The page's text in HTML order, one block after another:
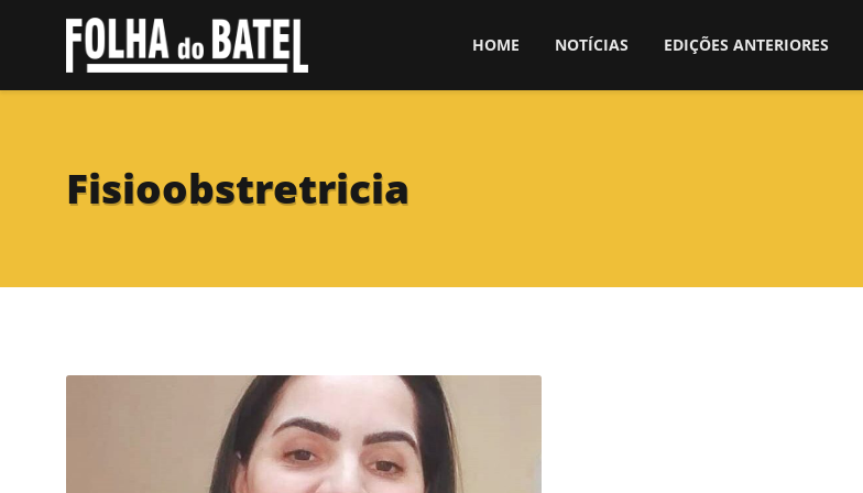
HOME NOTÍCIAS EDIÇÕES ANTERIORES
Fisioobstretricia